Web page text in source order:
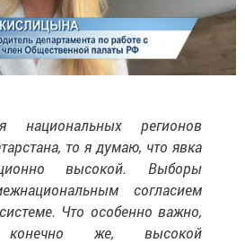
национальных регионов
то я думаю, что явка
высокой. Выборы
согласием
Что особенно важно,
конечно же, высокой